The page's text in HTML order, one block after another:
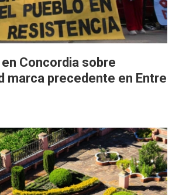
Concordia sobre
marca precedente en Entre